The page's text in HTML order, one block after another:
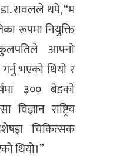
रावलले थपे, “म
रूपमा नियुक्ति
आफ्नो
भएको थियो र
३०० बेडको
राष्ट्रिय
चिकित्सक
थियो।”